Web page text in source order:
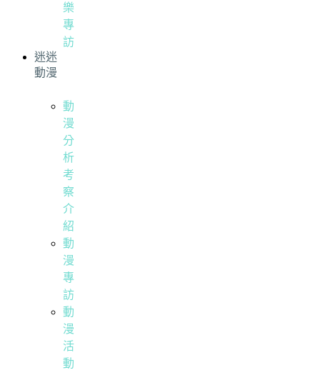
樂
專
訪
迷迷
動漫
動
漫
分
析
考
察
介
紹
動
漫
專
訪
動
漫
活
動